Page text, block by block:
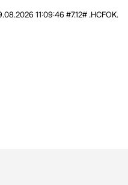
11:09:46 #7.12# .HCFOK.